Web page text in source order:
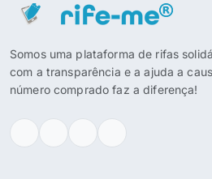
Somos uma plataforma de rifas
com a transparência e a ajuda a
número comprado faz a diferença!